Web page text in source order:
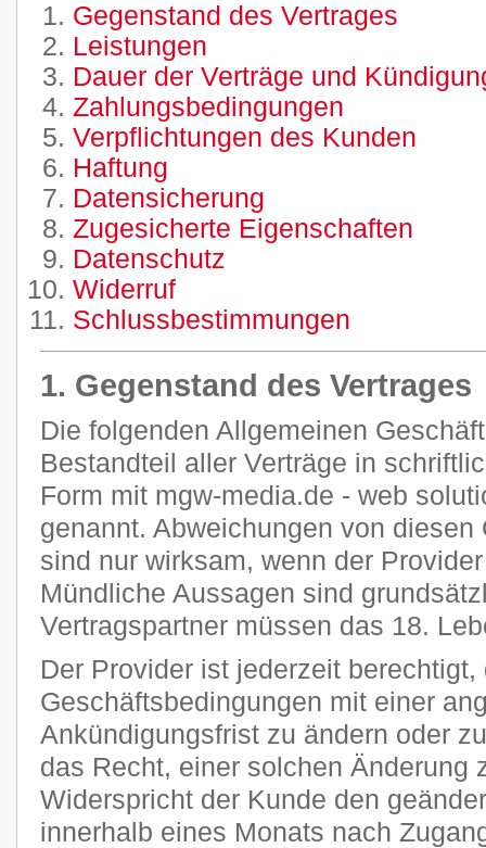
Gegenstand des Vertrages
Leistungen
Dauer der Verträge und
Zahlungsbedingungen
Verpflichtungen des Kunden
Haftung
Datensicherung
Zugesicherte Eigenschaften
Datenschutz
Widerruf
Schlussbestimmungen
1. Gegenstand des Vertrages
Die folgenden Allgemeinen
Bestandteil aller Verträge in
Form mit mgw-media.de - web
genannt. Abweichungen von
sind nur wirksam, wenn der
Mündliche Aussagen sind
Vertragspartner müssen das 18.
Der Provider ist jederzeit
Geschäftsbedingungen mit einer
Ankündigungsfrist zu ändern oder
das Recht, einer solchen Änderung
Widerspricht der Kunde den
innerhalb eines Monats nach